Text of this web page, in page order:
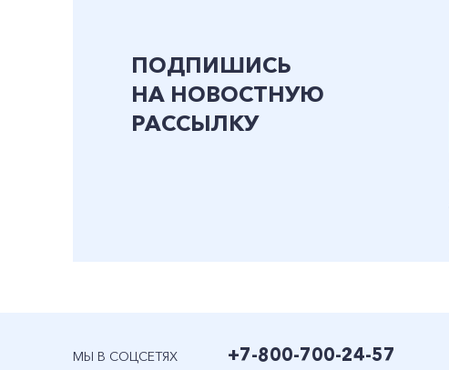
ПОДПИШИСЬ
НА НОВОСТНУЮ
РАССЫЛКУ
МЫ В СОЦСЕТЯХ +7-800-700-24-57